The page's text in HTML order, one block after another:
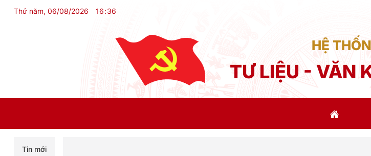
Thứ năm, 06/08/2026 16:36
HỆ
TƯ LIỆU - VĂN
Tin mới